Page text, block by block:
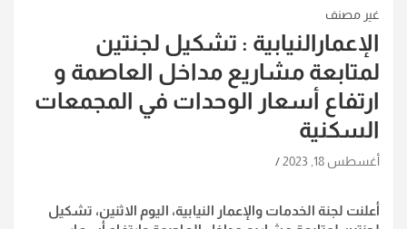
غير مصنف
الإعمارالنيابية : تشكيل لجنتين
لمتابعة مشاريع مداخل العاصمة و
ارتفاع أسعار الوحدات في المجمعات
السكنية
أغسطس 18, 2023
أعلنت لجنة الخدمات والإعمار النيابية، اليوم الاثنين، تشكيل